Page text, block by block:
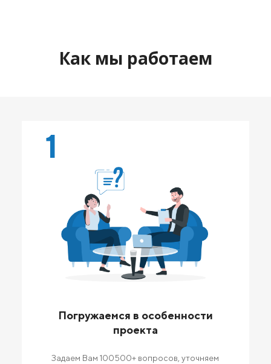
Как мы работаем
1
Погружаемся в особенности
проекта
Задаем Вам 100500+ вопросов, уточняем